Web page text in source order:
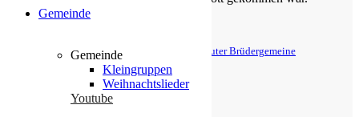
Gemeinde
Gemeinde
Kleingruppen
Weihnachtslieder
Youtube
© Evangelische Brüder-Unität – Herrnhuter Brüdergemeine
Weitere Informationen finden Sie hier
Über uns